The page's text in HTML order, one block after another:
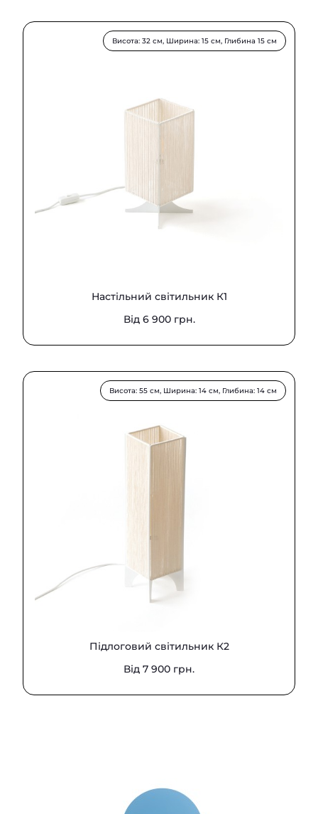
Настільний світильник К1
Від 6 900 грн.
Висота: 32 см, Ширина: 15 см, Глибина 15 см
Підлоговий світильник К2
Від 7 900 грн.
Висота: 55 см, Ширина: 14 см, Глибина: 14 см